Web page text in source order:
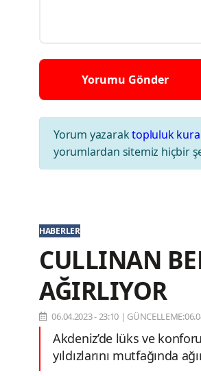
Yorum yazaraktopluluk
yorumlardan sitemiz hiçbir
HABERLER
CULLINAN
AĞIRLIYOR
06.04.2023 - 23:10 |
Akdeniz’de lüks ve
yıldızlarını mutfağında